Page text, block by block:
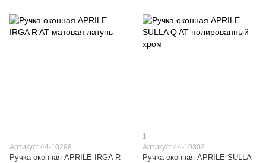
Артикул: 44-10298
Ручка оконная APRILE IRGA R
1
Артикул: 44-10302
Ручка оконная APRILE SULLA